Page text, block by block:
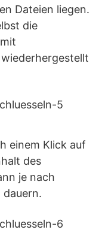
Dateien liegen.
die
einem Klick auf
des
je nach